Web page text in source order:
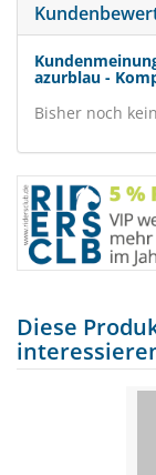
azurblau -
Bisher noch
Diese